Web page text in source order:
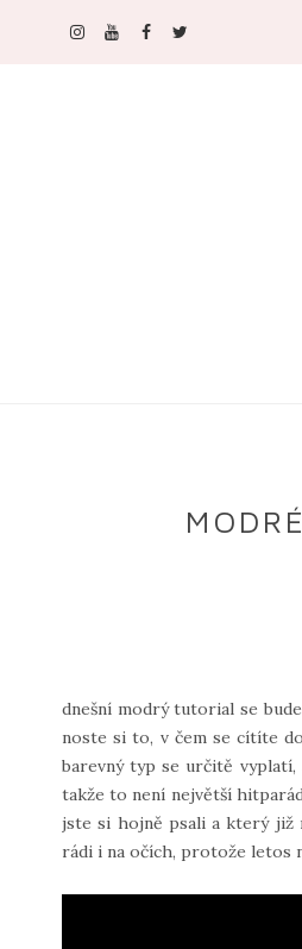
dnešní modrý tutorial se
noste si to, v čem se cítíte
barevný typ se určitě vyplatí,
takže to není největší
jste si hojně psali a který již
rádi i na očích, protože letos